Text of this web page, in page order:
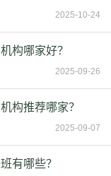
2025-10-24
构哪家好？
2025-09-26
构推荐哪家？
2025-09-07
有哪些？